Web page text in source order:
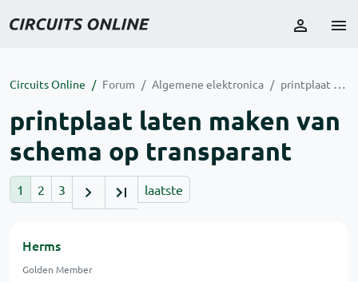
Circuits Online Forum Algemene elektronica printplaat laten maken van schema op transparant
printplaat laten maken van
schema op transparant
1 2 3 laatste
Herms
Golden Member